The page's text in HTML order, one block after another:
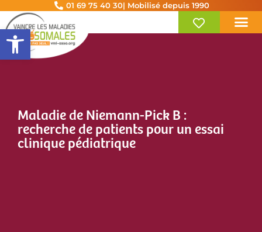
Ouvrir la barre d’outils
01 69 75 40 30| Mobilisé depuis 1990
Maladie de Niemann-Pick B :
recherche de patients pour un essai
clinique pédiatrique